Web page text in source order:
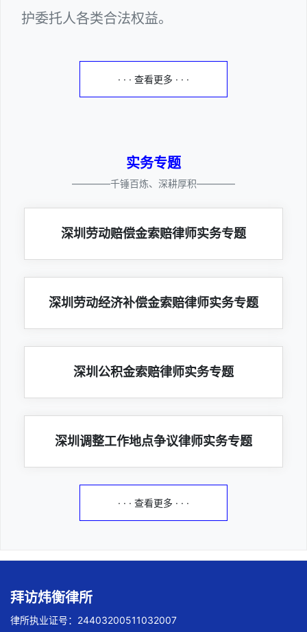
护委托人各类合法权益。
· · · 查看更多 · · ·
实务专题
————千锤百炼、深耕厚积————
深圳劳动赔偿金索赔律师实务专题
深圳劳动经济补偿金索赔律师实务专题
深圳公积金索赔律师实务专题
深圳调整工作地点争议律师实务专题
· · · 查看更多 · · ·
拜访炜衡律所
律所执业证号：24403200511032007